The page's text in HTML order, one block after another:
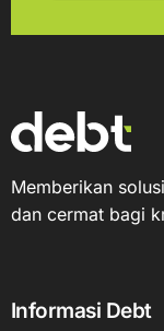
Memberikan
dan cermat bagi
Informasi Debt